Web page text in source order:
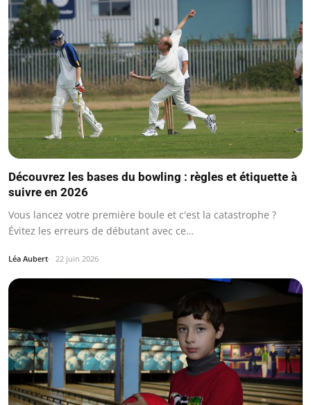
Découvrez les bases du bowling : règles et étiquette à
suivre en 2026
Vous lancez votre première boule et c'est la catastrophe ?
Évitez les erreurs de débutant avec ce…
Léa Aubert 22 juin 2026